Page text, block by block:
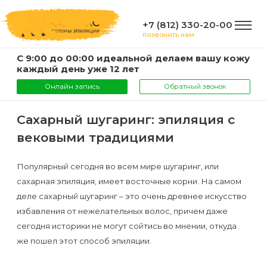
+7 (812) 330-20-00
позвонить нам
С 9:00 до 00:00 идеальной делаем вашу кожу
каждый день уже 12 лет
Онлайн запись Обратный звонок
ГЛАВНАЯ
и
цены
Эпиляция
воском
компании
Мастера
ИНФОРМАЦИЯ
Фото
ВАЖНО
Сахарный шугаринг: эпиляция с
вековыми традициями
Популярный сегодня во всем мире шугаринг, или
сахарная эпиляция, имеет восточные корни. На самом
деле сахарный шугаринг – это очень древнее искусство
избавления от нежелательных волос, причем даже
сегодня историки не могут сойтись во мнении, откуда
же пошел этот способ эпиляции.